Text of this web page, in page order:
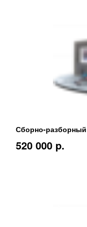
Сборно-разборный
520 000 p.